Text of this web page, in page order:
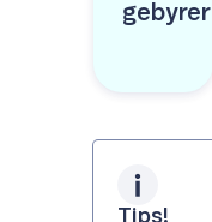
gebyrer
Tips!